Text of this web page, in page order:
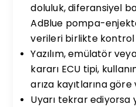
doluluk, diferansiyel
AdBlue pompa-
verileri birlikte kontrol
Yazılım, emülatör
kararı ECU tipi,
arıza kayıtlarına
Uyarı tekrar ediyorsa